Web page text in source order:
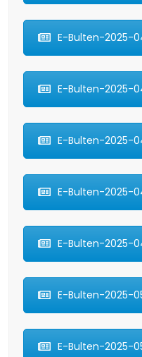
E-Bulten-2025-
E-Bulten-2025-
E-Bulten-2025-
E-Bulten-2025-
E-Bulten-2025-
E-Bulten-2025-
E-Bulten-2025-